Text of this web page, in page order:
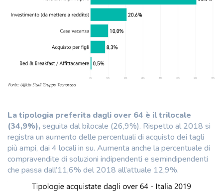
La tipologia preferita dagli over 64 è il trilocale
(34,9%),seguita dal bilocale (26,9%). Rispetto al 2018 si
registra un aumento delle percentuali di acquisto dei tagli
più ampi, dai 4 locali in su. Aumenta anche la percentuale di
compravendite di soluzioni indipendenti e semindipendenti
che passa dall’11,6% del 2018 all’attuale 12,9%.